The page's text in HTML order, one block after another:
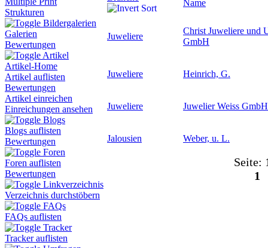
Strukturen
Bildergalerien
Galerien
Bewertungen
Artikel
Artikel-Home
Artikel auflisten
Bewertungen
Artikel einreichen
Einreichungen ansehen
Blogs
Blogs auflisten
Bewertungen
Foren
Foren auflisten
Bewertungen
Linkverzeichnis
Verzeichnis durchstöbern
FAQs
FAQs auflisten
Tracker
Tracker auflisten
Name
Juweliere
Christ Juweliere und
GmbH
Juweliere Heinrich, G.
Juweliere Juwelier Weiss GmbH
Jalousien Weber, u. L.
Seite:
1